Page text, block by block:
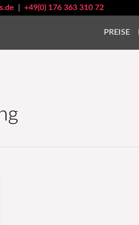
+49(0) 176 363 310 72
PREISE